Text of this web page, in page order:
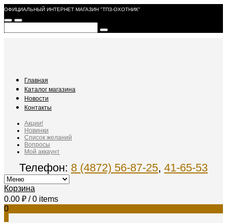
ОФИЦИАЛЬНЫЙ ИНТЕРНЕТ МАГАЗИН "ТПЗ-ОХОТНИК"
Главная
Каталог магазина
Новости
Контакты
Акции!
Новинки
Список желаний
Вопросы
Мой аккаунт
Телефон: 8 (4872) 56-87-25, 41-65-53
Корзина
0.00 ₽ / 0 items
0